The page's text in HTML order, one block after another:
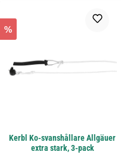
%
Kerbl Ko-svanshållare Allgäuer
extra stark, 3-pack